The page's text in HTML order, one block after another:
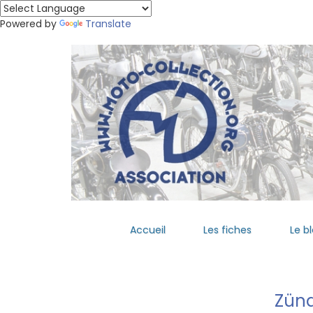
Powered by Translate
Accueil Les fiches Le